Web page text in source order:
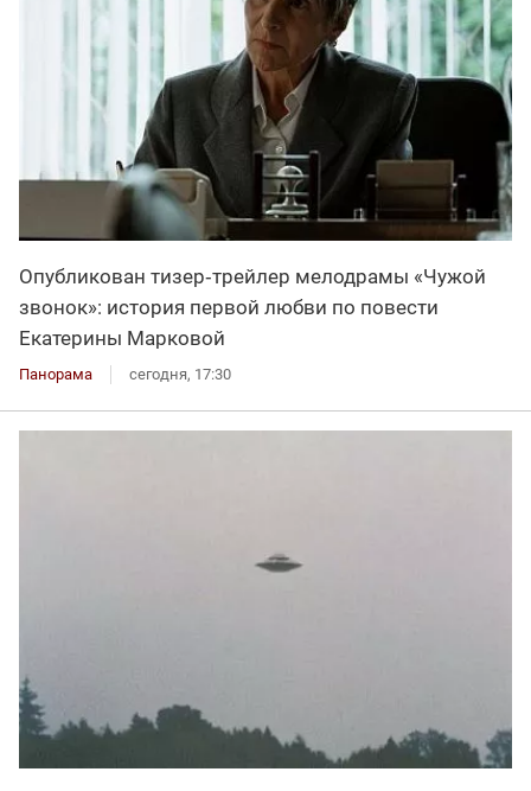
Опубликован тизер‑трейлер мелодрамы «Чужой
звонок»: история первой любви по повести
Екатерины Марковой
Панорама сегодня, 17:30